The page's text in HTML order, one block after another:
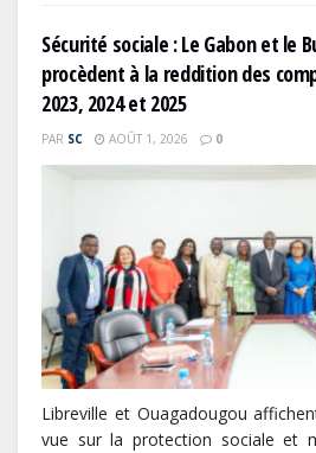
Sécurité sociale : Le Gabon et le
procèdent à la reddition des
2023, 2024 et 2025
PAR SC AOÛT 1, 2026 0
Libreville et Ouagadougou
vue sur la protection sociale et